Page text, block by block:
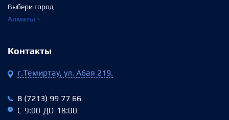
Выбери город
Алматы
Контакты
г.Темиртау, ул. Абая 219.
8 (7213) 99 77 66
С 9:00 ДО 18:00